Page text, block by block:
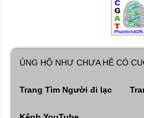
ỦNG HỘ NHƯ CHƯA HỀ CÓ
Trang Tìm Người đi lạc